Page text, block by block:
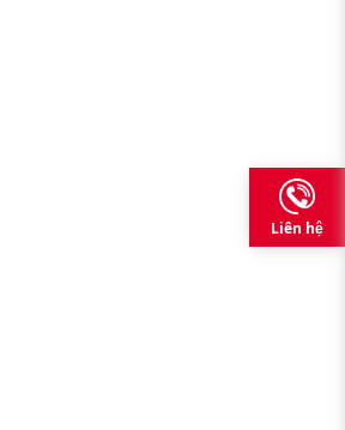
Liên hệ